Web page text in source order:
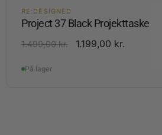
RE:DESIGNED
Project 37 Black Projekttaske
1.499,00kr. 1.199,00 kr.
På lager